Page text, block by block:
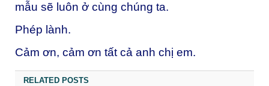
mẫu sẽ luôn ở cùng chúng ta.
Phép lành.
Cảm ơn, cảm ơn tất cả anh chị em.
RELATED POSTS